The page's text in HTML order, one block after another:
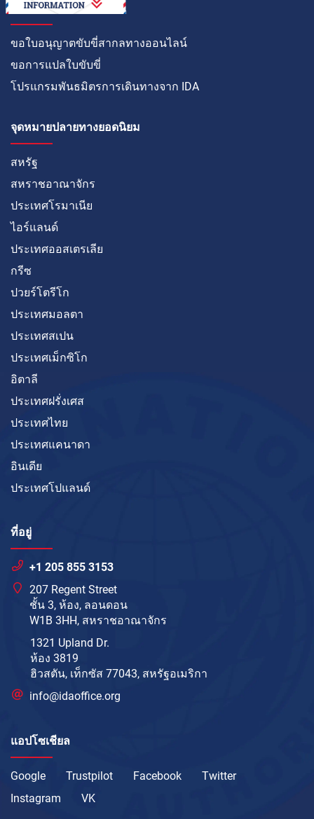
วิธีการ
ขอใบอนุญาตขับขี่สากลทางออนไลน์
ขอการแปลใบขับขี่
โปรแกรมพันธมิตรการเดินทางจาก IDA
จุดหมายปลายทางยอดนิยม
สหรัฐ
สหราชอาณาจักร
ประเทศโรมาเนีย
ไอร์แลนด์
ประเทศออสเตรเลีย
กรีซ
ปวยร์โตรีโก
ประเทศมอลตา
ประเทศสเปน
ประเทศเม็กซิโก
อิตาลี
ประเทศฝรั่งเศส
ประเทศไทย
ประเทศแคนาดา
อินเดีย
ประเทศโปแลนด์
ที่อยู่
+1 205 855 3153
207 Regent Street
ชั้น 3, ห้อง, ลอนดอน
W1B 3HH, สหราชอาณาจักร
1321 Upland Dr.
ห้อง 3819
ฮิวสตัน, เท็กซัส 77043, สหรัฐอเมริกา
info@idaoffice.org
แอปโซเชียล
Google Trustpilot Facebook
Twitter
Instagram
VK